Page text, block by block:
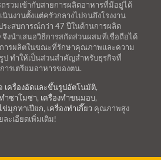
รวมเข้ากับสายการผลิตอาหารที่มีอยู่ได้
นินงานตั้งแต่ครัวกลางไปจนถึงโรงงาน
ระสบการณ์กว่า 47 ปีในด้านการผลิต
จึงนำเสนอวิธีการสกัดส่วนผสมที่เชื่อถือได้
ารผลิตในขณะที่รักษาคุณภาพและความ
ป ทำให้เป็นส่วนสำคัญสำหรับธุรกิจที่
ารเตรียมอาหารของตน.
เครื่องอัดและขึ้นรูปอัตโนมัติ,
ทำซาโมซ่า, เครื่องทำขนมอบ,
ข่มุกทาเปียก, เครื่องทำเกี๊ยว คุณภาพสูง
ละเอียดเพิ่มเติม!